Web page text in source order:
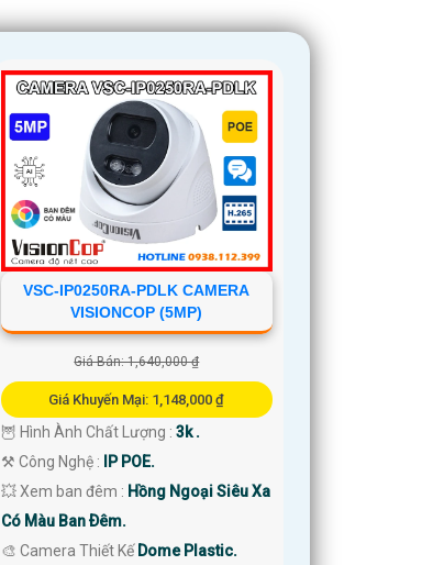
VSC-IP0250RA-PDLK CAMERA
VISIONCOP (5MP)
Giá Bán: 1,640,000 ₫
Giá Khuyến Mại: 1,148,000 ₫
🦉 Hình Ành Chất Lượng :3k .
⚒ Công Nghệ :
IP POE.
💥 Xem ban đêm : Hồng Ngoại Siêu Xa
Có Màu Ban Ðêm.
🎨 Camera Thiết Kế Dome Plastic.